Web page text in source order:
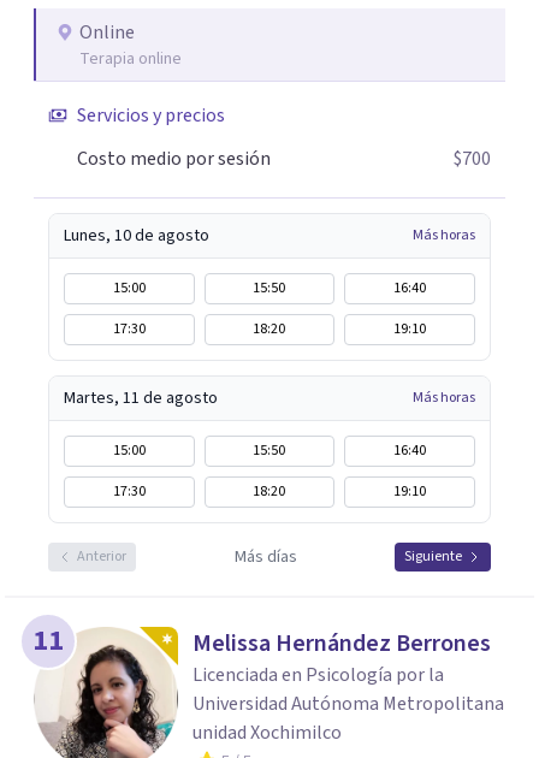
Puedes reservar tu primera sesión directamente desde mi
perfil.
Online
Terapia online
Servicios y precios
Costo medio por sesión
$700
Lunes, 10 de agosto Más horas
15:00 15:50
16:40
17:30
18:20 19:10
Martes, 11 de agosto Más horas
15:00 15:50
16:40
17:30
18:20 19:10
Anterior Más días Siguiente
11 Melissa Hernández Berrones
Licenciada en Psicología por la
Universidad Autónoma Metropolitana
unidad Xochimilco